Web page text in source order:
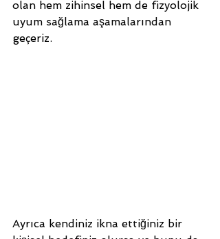
olan hem zihinsel hem de fizyolojik
uyum sağlama aşamalarından
geçeriz.
Ayrıca kendiniz ikna ettiğiniz bir